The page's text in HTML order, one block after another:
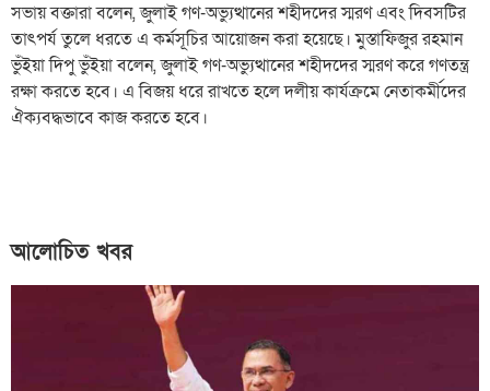
সভায় বক্তারা বলেন, জুলাই গণ-অভ্যুত্থানের শহীদদের স্মরণ এবং দিবসটির
তাৎপর্য তুলে ধরতে এ কর্মসূচির আয়োজন করা হয়েছে। মুস্তাফিজুর রহমান
ভুঁইয়া দিপু ভুঁইয়া বলেন, জুলাই গণ-অভ্যুত্থানের শহীদদের স্মরণ করে গণতন্ত্র
রক্ষা করতে হবে। এ বিজয় ধরে রাখতে হলে দলীয় কার্যক্রমে নেতাকর্মীদের
ঐক্যবদ্ধভাবে কাজ করতে হবে।
আলোচিত খবর